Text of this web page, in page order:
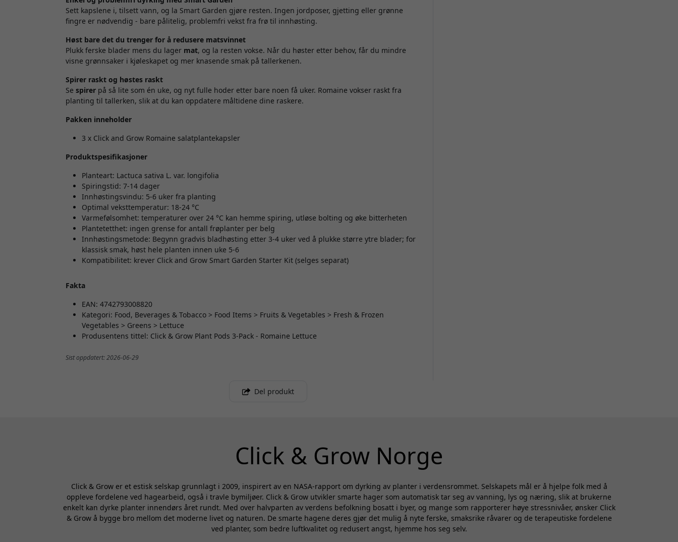
Sett kapslene i, tilsett vann, og la Smart Garden gjøre resten. Ingen jordposer, gjetting eller grønne
fingre er nødvendig - bare pålitelig, problemfri vekst fra frø til innhøsting.
Høst bare det du trenger for å redusere matsvinnet
Plukk ferske blader mens du lager mat, og la resten vokse. Når du høster etter behov, får du mindre
visne grønnsaker i kjøleskapet og mer knasende smak på tallerkenen.
Spirer raskt og høstes raskt
Se spirer på så lite som én uke, og nyt fulle hoder etter bare noen få uker. Romaine vokser raskt fra
planting til tallerken, slik at du kan oppdatere måltidene dine raskere.
Pakken inneholder
3 x Click and Grow Romaine salatplantekapsler
Produktspesifikasjoner
Planteart: Lactuca sativa L. var. longifolia
Spiringstid: 7-14 dager
Innhøstingsvindu: 5-6 uker fra planting
Optimal veksttemperatur: 18-24 °C
Varmefølsomhet: temperaturer over 24 °C kan hemme spiring, utløse bolting og øke bitterheten
Plantetetthet: ingen grense for antall frøplanter per belg
Innhøstingsmetode: Begynn gradvis bladhøsting etter 3-4 uker ved å plukke større ytre blader; for
klassisk smak, høst hele planten innen uke 5-6
Kompatibilitet: krever Click and Grow Smart Garden Starter Kit (selges separat)
Fakta
EAN: 4742793008820
Kategori: Food, Beverages & Tobacco > Food Items > Fruits & Vegetables > Fresh & Frozen
Vegetables > Greens > Lettuce
Produsentens tittel: Click & Grow Plant Pods 3-Pack - Romaine Lettuce
Sist oppdatert: 2026-06-29
Del produkt
Click & Grow Norge
Click & Grow er et estisk selskap grunnlagt i 2009, inspirert av en NASA-rapport om dyrking av planter i verdensrommet. Selskapets mål er å hjelpe folk med å
oppleve fordelene ved hagearbeid, også i travle bymiljøer. Click & Grow utvikler smarte hager som automatisk tar seg av vanning, lys og næring, slik at brukerne
enkelt kan dyrke planter innendørs året rundt. Med over halvparten av verdens befolkning bosatt i byer, og mange som rapporterer høye stressnivåer, ønsker Click
& Grow å bygge bro mellom det moderne livet og naturen. De smarte hagene deres gjør det mulig å nyte ferske, smaksrike råvarer og de terapeutiske fordelene
ved planter, som bedre luftkvalitet og redusert angst, hjemme hos seg selv.